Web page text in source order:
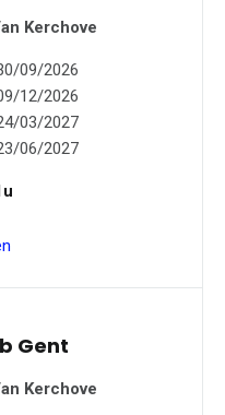
Kerchove
09/2026
12/2026
03/2027
06/2027
Gent
Kerchove